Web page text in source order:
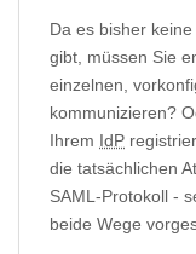
Da es bisher
gibt, müssen Sie
einzelnen,
kommunizieren?
Ihrem IdP
die tatsächlichen
SAML-Protokoll -
beide Wege